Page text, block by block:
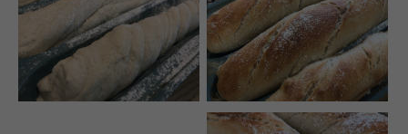
Schreibt mir!
technikgenuss
Maren Kuçi